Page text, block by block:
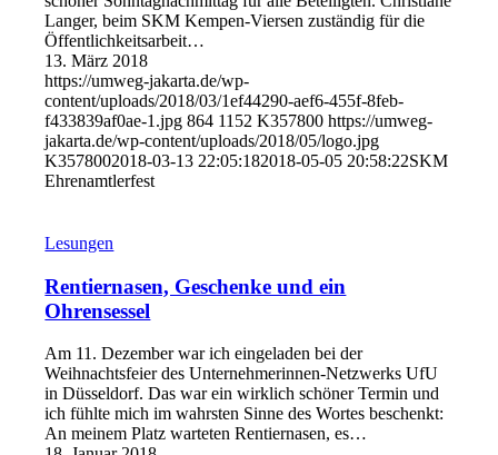
Langer, beim SKM Kempen-Viersen zuständig für die
Öffentlichkeitsarbeit…
13. März 2018
https://umweg-jakarta.de/wp-
content/uploads/2018/03/1ef44290-aef6-455f-8feb-
f433839af0ae-1.jpg 864 1152 K357800 https://umweg-
jakarta.de/wp-content/uploads/2018/05/logo.jpg
K3578002018-03-13 22:05:182018-05-05 20:58:22SKM
Ehrenamtlerfest
Lesungen
Rentiernasen, Geschenke und ein
Ohrensessel
Am 11. Dezember war ich eingeladen bei der
Weihnachtsfeier des Unternehmerinnen-Netzwerks UfU
in Düsseldorf. Das war ein wirklich schöner Termin und
ich fühlte mich im wahrsten Sinne des Wortes beschenkt:
An meinem Platz warteten Rentiernasen, es…